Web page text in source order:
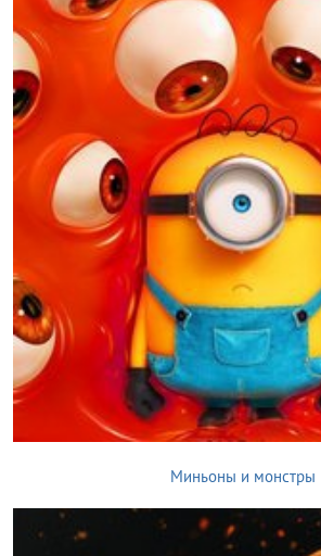
Миньоны и монстры